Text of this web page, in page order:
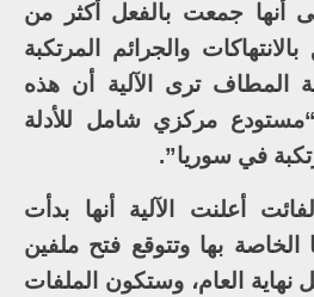
أنها جمعت بالفعل أكثر من
بالانتهاكات والجرائم المرتكبة
المطاف ترى الآلية أن هذه
مركزي شامل للأدلة
في سوريا”.
أعلنت الآلية أنها بدأت
الخاصة بها وتتوقع فتح ملفين
نهاية العام، وستكون الملفات